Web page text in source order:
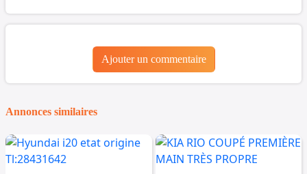
Ajouter un commentaire
Annonces similaires